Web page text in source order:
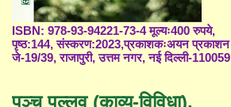
ISBN: 978-93-94221-73-4 मूल्यः400 रुपये,
पृष्ठ:144, संस्करण:2023,प्रकाशकःअयन प्रकाशन
जे-19/39, राजापुरी, उत्तम नगर, नई दिल्ली-110059
पञ्च पल्लव (काव्य-विविधा),